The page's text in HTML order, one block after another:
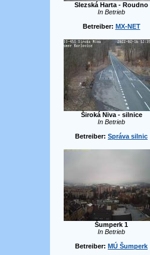
Slezská Harta - Roudno
In Betrieb
Betreiber: MX-NET
Široká Niva - silnice
In Betrieb
Betreiber: Správa silnic
Šumperk 1
In Betrieb
Betreiber: MÚ Šumperk